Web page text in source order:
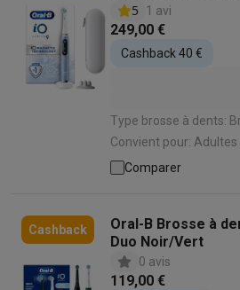
5
1 avi
249,00 €
Cashback 40 €
Type brosse à dents:
Convient pour: Adultes | Nombre de modes de
brossage: 7 | Types de modes de brossage:
gencives , Dents extra
la langue | Capteur
Comparer
Cashback
Oral-B Brosse à
Duo Noir/Vert
0 avis
119,00 €